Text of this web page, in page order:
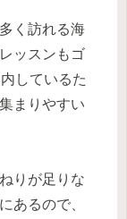
く訪れる海
ッスンもゴ
しているた
まりやすい
りが足りな
あるので、